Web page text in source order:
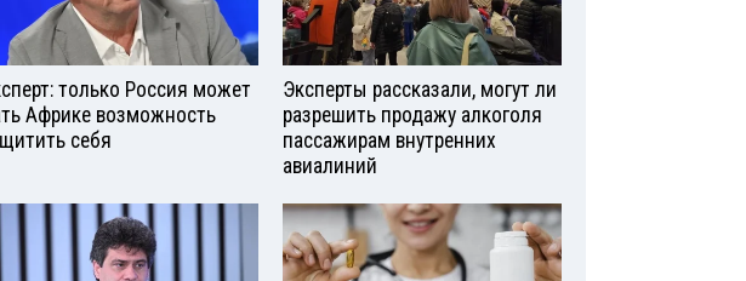
только Россия может
Африке возможность
себя
Эксперты рассказали, могут ли
разрешить продажу алкоголя
пассажирам внутренних
авиалиний